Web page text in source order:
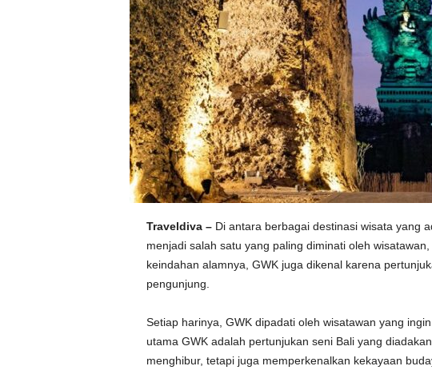
Traveldiva – Di antara berbagai destinasi wisata yang
menjadi salah satu yang paling diminati oleh
keindahan alamnya, GWK juga dikenal karena
pengunjung.
Setiap harinya, GWK dipadati oleh wisatawan yang
utama GWK adalah pertunjukan seni Bali yang
menghibur, tetapi juga memperkenalkan kekayaan